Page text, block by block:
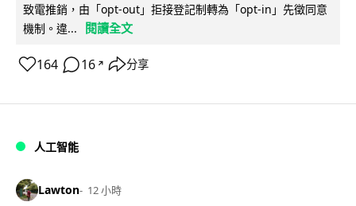
致電推銷，由「opt-out」拒接登記制轉為「opt-in」先徵同意
機制。違...
閱讀全文
164 16 ↗ 分享
人工智能
Lawton 12 小時